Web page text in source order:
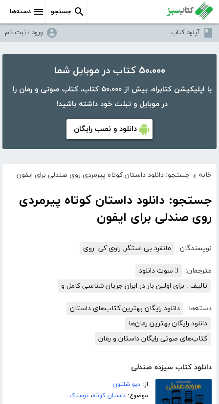
دسته‌ها جستجو
آپلود کتاب ورود / ثبت نام
۵۰،۰۰۰ کتاب در موبایل شما
با اپلیکیشن کتابراه، بیش از ۵۰،۰۰۰ کتاب، کتاب صوتی و رمان را
در موبایل و تبلت خود داشته باشید!
دانلود و نصب رایگان
خانه › جستجو: دانلود داستان کوتاه پیرمردی روی صندلی برای ایفون
جستجو: دانلود داستان کوتاه پیرمردی
روی صندلی برای ایفون
نویسندگان: مانفرد بی.استگر, راوی کی. روی
مترجمان:
3 سوت دانلود
تالیف . برای اولین بار در ایران جریان شناسی کامل و
دسته‌ها:
دانلود رایگان بهترین کتاب‌های داستان
دانلود رایگان بهترین رمان‌ها
کتاب‌های صوتی رایگان داستان و رمان
دانلود کتاب سیزده صندلی
از:دیو شلتون
موضوع:داستان کوتاه،ترسناک